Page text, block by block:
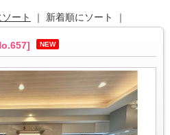
ート ｜ 新着順にソート ｜
NEW